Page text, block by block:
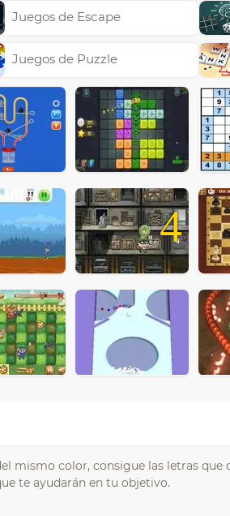
Juegos de Escape
Juegos de Puzzle
4
mismo color, consigue las letras
te ayudarán en tu objetivo.